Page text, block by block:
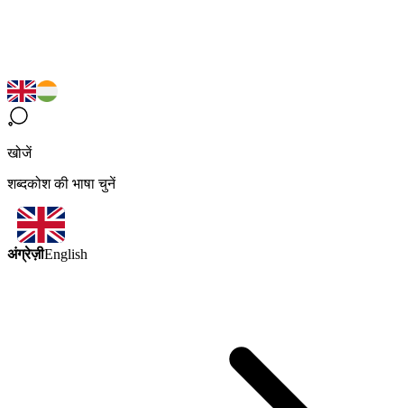
खोजें
शब्दकोश की भाषा चुनें
अंग्रेज़ीEnglish